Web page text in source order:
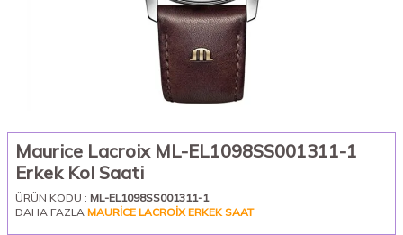
Maurice Lacroix ML-EL1098SS001311-1
Erkek Kol Saati
ÜRÜN KODU : ML-EL1098SS001311-1
DAHA FAZLA MAURICE LACROIX ERKEK SAAT